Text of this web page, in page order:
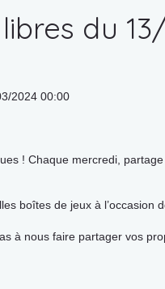
du
2024 00:00
! Chaque mercredi,
boîtes de jeux à l’occasion
à nous faire partager vos